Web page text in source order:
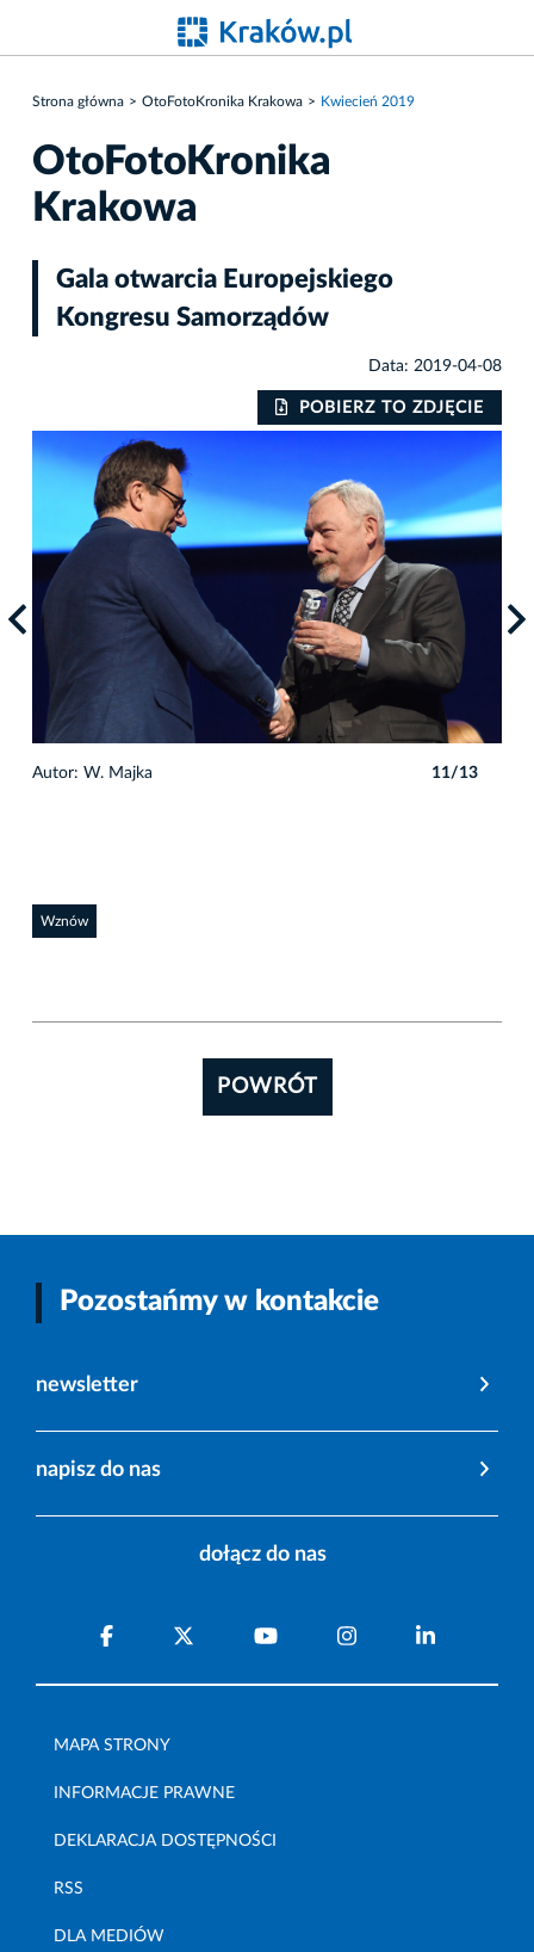
Strona główna OtoFotoKronika Krakowa Kwiecień 2019
OtoFotoKronika
Krakowa
Gala otwarcia Europejskiego
Kongresu Samorządów
Data: 2019-04-08
POBIERZ TO ZDJĘCIE
Autor: W. Majka 11/13
Wznów
POWRÓT
Pozostańmy w kontakcie
newsletter
napisz do nas
dołącz do nas
MAPA STRONY
INFORMACJE PRAWNE
DEKLARACJA DOSTĘPNOŚCI
RSS
DLA MEDIÓW